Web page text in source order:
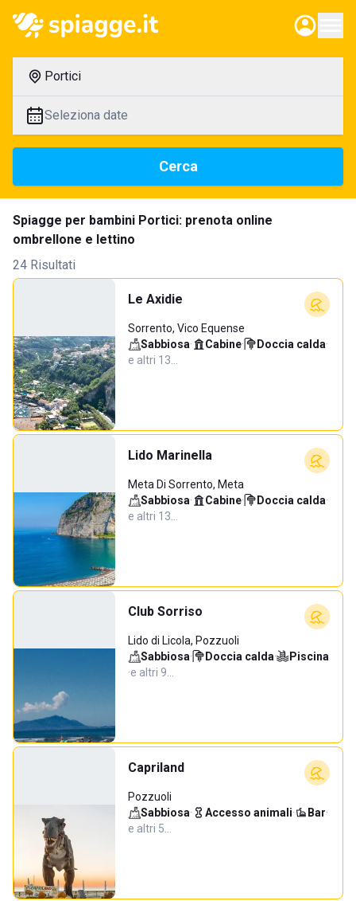
Portici
Seleziona date
Cerca
Spiagge per bambini Portici: prenota online
ombrellone e lettino
24 Risultati
Le Axidie
Sorrento, Vico Equense
Sabbiosa· Cabine· Doccia calda·
e altri 13…
Lido Marinella
Meta Di Sorrento, Meta
Sabbiosa· Cabine· Doccia calda·
e altri 13…
Club Sorriso
Lido di Licola, Pozzuoli
Sabbiosa· Doccia calda·
Piscina
·e altri 9…
Capriland
Pozzuoli
Sabbiosa· Accesso animali· Bar·
e altri 5…